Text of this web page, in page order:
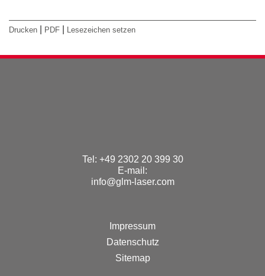
Drucken PDF Lesezeichen setzen
Tel: +49 2302 20 399 30
E-mail:
info@glm-laser.com
Impressum
Datenschutz
Sitemap